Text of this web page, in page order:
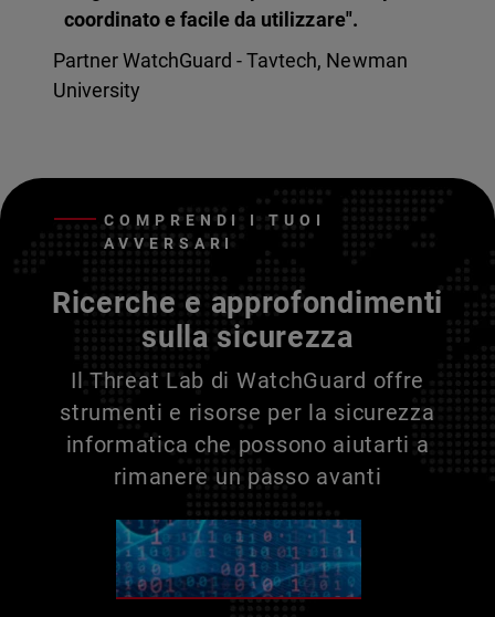
coordinato e facile da utilizzare".
Partner WatchGuard - Tavtech, Newman
University
COMPRENDI I TUOI
AVVERSARI
Ricerche e approfondimenti
sulla sicurezza
Il Threat Lab di WatchGuard offre
strumenti e risorse per la sicurezza
informatica che possono aiutarti a
rimanere un passo avanti